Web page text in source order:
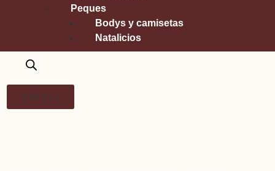
Peques
Bodys y camisetas
Natalicios
0,00 € 0